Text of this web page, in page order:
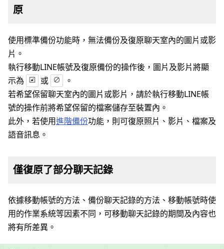
原
使用標準備份功能時，無法備份及復原聊天室內的圖片或影
片。
執行移動LINE帳號及復原備份的操作後，圖片及影片將顯
示為
或
。
若希望保留聊天室內的圖片或影片，請於執行移動LINE帳
號的操作前將希望保留的檔案儲存至裝置內。
此外，若使用進階備份功能，則可復原照片、影片、檔案及
語音訊息。
僅復原了部分聊天記錄
依據移動帳號的方法、備份聊天記錄的方法、移動帳號時使
用的作業系統等因素不同，可移動聊天記錄的期間及內容也
將有所差異。